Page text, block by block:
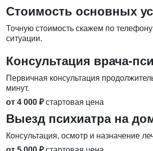
Стоимость основных
Точную стоимость скажем по
ситуации.
Консультация врача-
Первичная консультация
минут.
от 4 000 ₽ стартовая цена
Выезд психиатра на
Консультация, осмотр и назначение